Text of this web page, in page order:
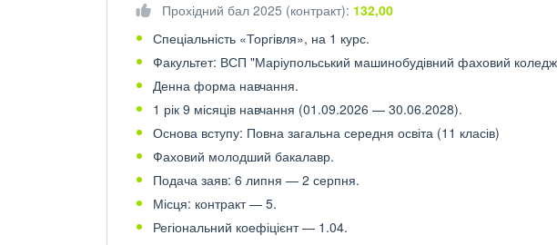
Прохідний бал 2025 (контракт): 132,00
Спеціальність «Торгівля», на 1 курс.
Факультет: ВСП "Маріупольський машинобудівний фаховий
Денна форма навчання.
1 рік 9 місяців навчання (01.09.2026 — 30.06.2028).
Основа вступу: Повна загальна середня освіта (11 класів)
Фаховий молодший бакалавр.
Подача заяв: 6 липня — 2 серпня.
Місця: контракт — 5.
Регіональний коефіцієнт — 1.04.